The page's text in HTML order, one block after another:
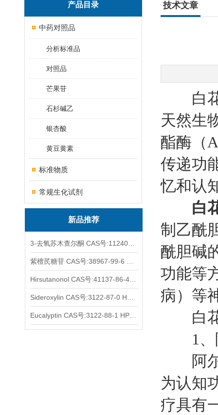
产品目录
中药对照品
分析标准品
对照品
芒果苷
石杉碱乙
银杏酸
黄豆黄素
标准物质
常规生化试剂
新品推荐
技术文章
白花
天然生
酯酶（
传递功
忆和认
白
制乙酰
酰胆碱
功能等
病）等
白花
1、阿
阿尔
为认知
疗具有